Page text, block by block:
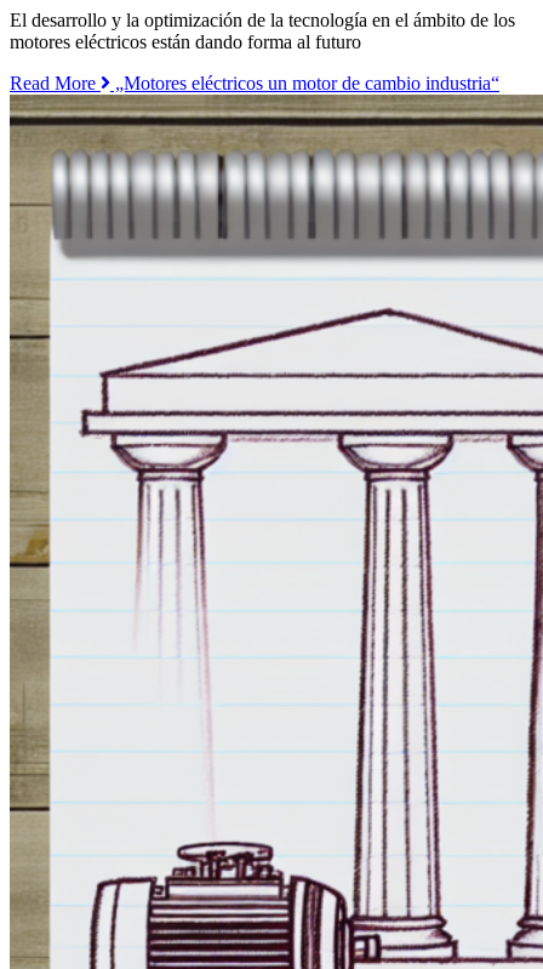
El desarrollo y la optimización de la tecnología en el ámbito de los
motores eléctricos están dando forma al futuro
Read More
„Motores eléctricos un motor de cambio industria“